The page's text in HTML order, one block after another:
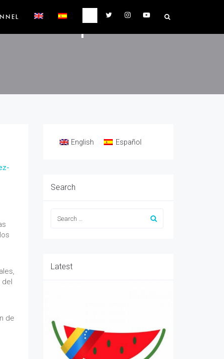
por
del
de
English Español
Search
Latest